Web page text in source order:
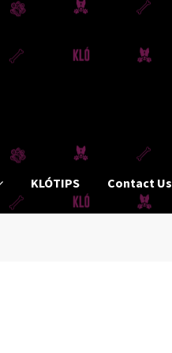
KLÓTIPS Contact Us